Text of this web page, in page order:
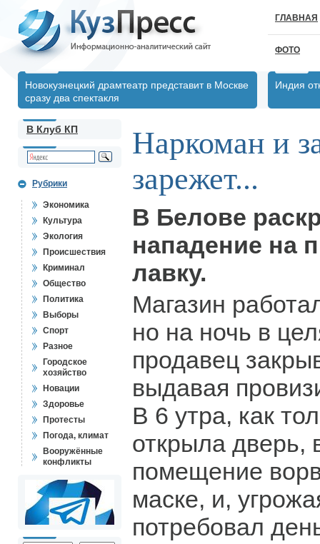
ГЛАВНАЯ
ФОТО
Новокузнецкий драмтеатр представит в Москве
сразу два спектакля
Индия
В Клуб КП
Рубрики
Экономика
Культура
Экология
Происшествия
Криминал
Общество
Политика
Выборы
Спорт
Разное
Городское
хозяйство
Новации
Здоровье
Протесты
Погода, климат
Вооружённые
конфликты
Наркоман и
зарежет...
В Белове
нападение на
лавку.
Магазин
но на ночь в
продавец
выдавая
В 6 утра, как
открыла дверь,
помещение
маске, и,
потребовал